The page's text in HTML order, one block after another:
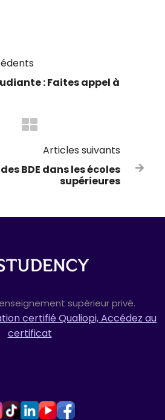
: Faites appel à
Articles suivants
BDE dans les écoles
supérieures

supérieur privé.
certifié Qualiopi, Accédez au
certificat